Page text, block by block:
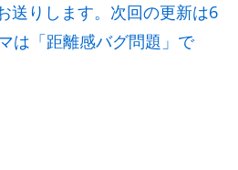
送りします。次回の更新は6
は「距離感バグ問題」で